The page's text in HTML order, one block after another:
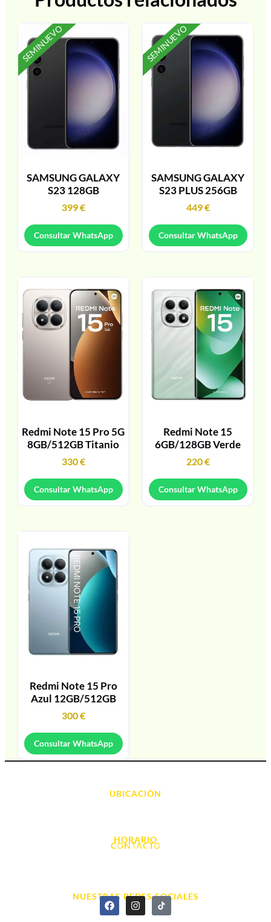
SEMINUEVO
SAMSUNG GALAXY
S23 128GB
399€
Consultar WhatsApp
SEMINUEVO
SAMSUNG GALAXY
S23 PLUS 256GB
449€
Consultar WhatsApp
Redmi Note 15 Pro 5G
8GB/512GB Titanio
330€
Consultar WhatsApp
Redmi Note 15
6GB/128GB Verde
220€
Consultar WhatsApp
Redmi Note 15 Pro
Azul 12GB/512GB
300€
Consultar WhatsApp
UBICACIÓN
HORARIO
L. - S. 10:00h a 22:00h
CONTACTO
NUESTRAS REDES SOCIALES